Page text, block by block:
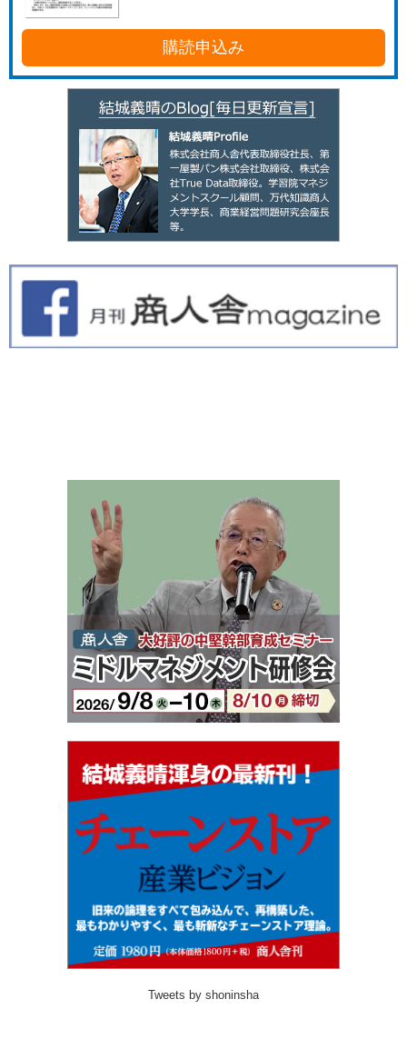
購読申込み
Tweets by shoninsha